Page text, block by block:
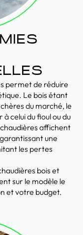
permet de réduire
Le bois étant
chères du marché, le
celui du fioul ou du
affichent
une
les pertes
bois et
sur le modèle le
et votre budget.